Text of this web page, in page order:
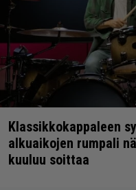
Klassikkokappaleen
alkuaikojen rumpali
kuuluu soittaa